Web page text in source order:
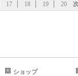
17 18 19 20
ショップ